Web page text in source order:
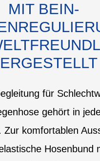
MIT BEIN-
für
gehört in
Zur komfortablen
Hosenbund